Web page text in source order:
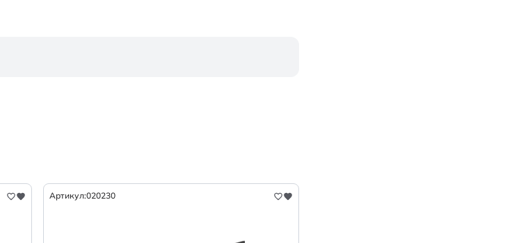
Артикул:020230